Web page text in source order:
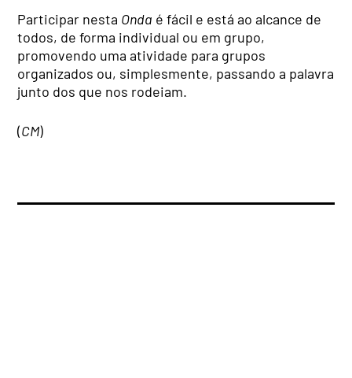
Participar nesta Onda é fácil e está ao alcance de
todos, de forma individual ou em grupo,
promovendo uma atividade para grupos
organizados ou, simplesmente, passando a palavra
junto dos que nos rodeiam.
(CM)